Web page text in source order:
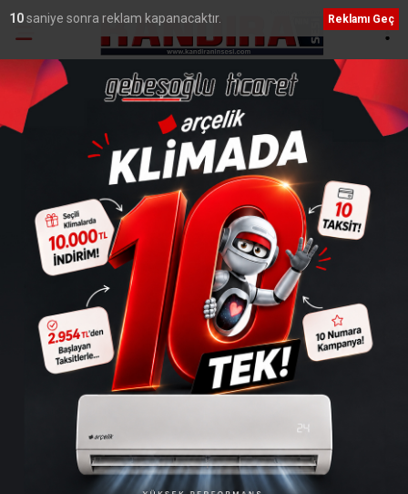
Ana Sayfa›Vefatlar
Kandıra Eski
Muhtarlarından Halil
Tiryaki Vefat Etti
10saniye sonra reklam kapanacaktır. Reklamı Geç